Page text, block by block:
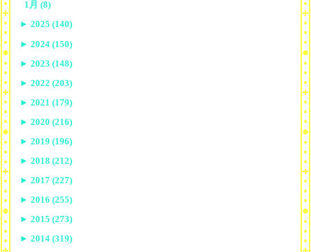
1月 (8)
► 2025 (140)
► 2024 (150)
► 2023 (148)
► 2022 (203)
► 2021 (179)
► 2020 (216)
► 2019 (196)
► 2018 (212)
► 2017 (227)
► 2016 (255)
► 2015 (273)
► 2014 (319)